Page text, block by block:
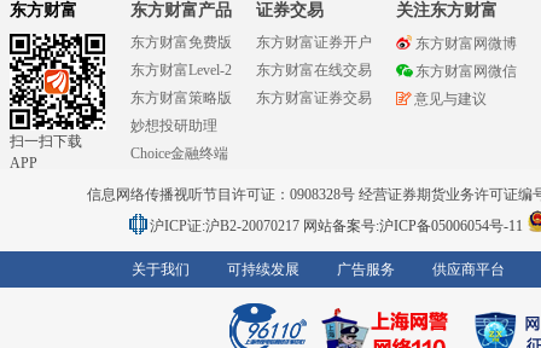
东方财富
扫一扫下载
APP
东方财富产品
东方财富免费版
东方财富Level-2
东方财富策略版
妙想投研助理
Choice金融终端
证券交易
东方财富证券开户
东方财富在线交易
东方财富证券交易
关注东方财富
东方财富网微博
东方财富网微信
意见与建议
信息网络传播视听节目许可证：0908328号 经营证券期货业务许可证编
沪ICP证:沪B2-20070217 网站备案号:沪ICP备05006054号-11
关于我们 可持续发展 广告服务 供应商平台